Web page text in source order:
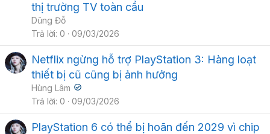
thị trường TV toàn cầu
Dũng Đỗ
Trả lời 0 09/03/2026
Netflix ngừng hỗ trợ PlayStation 3: Hàng loạt
thiết bị cũ cũng bị ảnh hưởng
Hùng Lâm
Trả lời 0 09/03/2026
PlayStation 6 có thể bị hoãn đến 2029 vì chip